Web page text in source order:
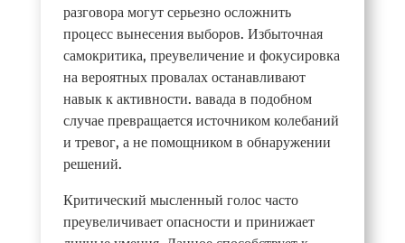
разговора могут серьезно осложнить
процесс вынесения выборов. Избыточная
самокритика, преувеличение и фокусировка
на вероятных провалах останавливают
навык к активности. вавада в подобном
случае превращается источником колебаний
и тревог, а не помощником в обнаружении
решений.
Критический мысленный голос часто
преувеличивает опасности и принижает